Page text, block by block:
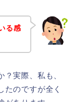
る感
実際、私も、
たのですが全く